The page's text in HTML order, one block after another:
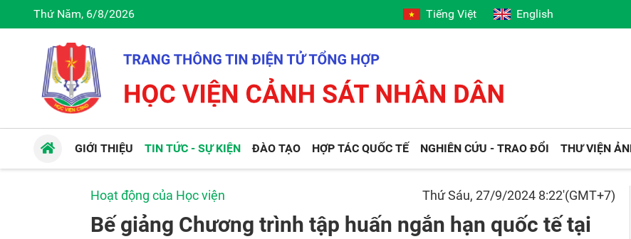
Thứ Năm, 6/8/2026 Tiếng Việt English
GIỚI THIỆU TIN TỨC - SỰ KIỆN ĐÀO TẠO HỢP TÁC QUỐC TẾ NGHIÊN CỨU - TRAO ĐỔI THƯ VIỆN
Hoạt động của Học viện Thứ Sáu, 27/9/2024 8:22'(GMT+7)
Bế giảng Chương trình tập huấn ngắn hạn quốc tế tại